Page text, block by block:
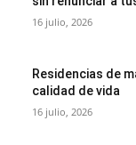
16 julio, 2026
Residencias de
calidad de vida
16 julio, 2026